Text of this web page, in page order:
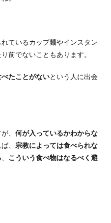
ているカップ麺やインスタン
前でないこともあります。
たことがないという人に出会
、 何が入っているかわからな
、 宗教によっては食べられな
こういう食べ物はなるべく避